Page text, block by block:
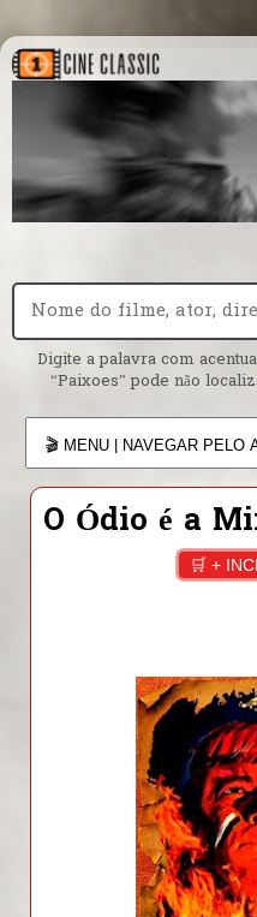
Digite a palavra com
“Paixoes” pode não
O Ódio é a
🛒 +